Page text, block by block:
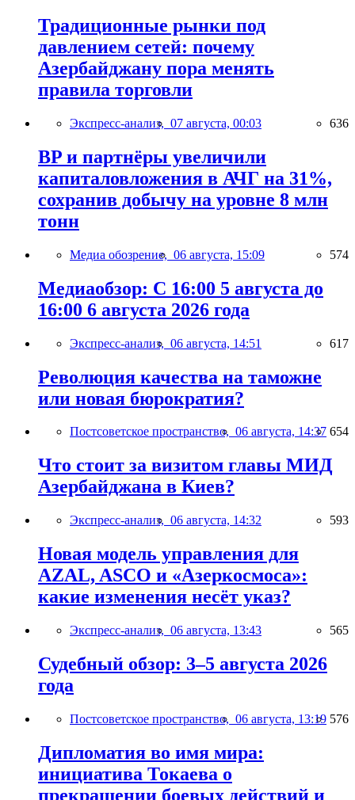
Традиционные рынки под
давлением сетей: почему
Азербайджану пора менять
правила торговли
Экспресс-анализ, 07 августа, 00:03 636
BP и партнёры увеличили
капиталовложения в АЧГ на 31%,
сохранив добычу на уровне 8 млн
тонн
Медиа обозрение, 06 августа, 15:09 574
Медиаобзор: С 16:00 5 августа до
16:00 6 августа 2026 года
Экспресс-анализ, 06 августа, 14:51 617
Революция качества на таможне
или новая бюрократия?
Постсоветское пространство, 06 августа, 14:37 654
Что стоит за визитом главы МИД
Азербайджана в Киев?
Экспресс-анализ, 06 августа, 14:32 593
Новая модель управления для
AZAL, ASCO и «Азеркосмоса»:
какие изменения несёт указ?
Экспресс-анализ, 06 августа, 13:43 565
Судебный обзор: 3–5 августа 2026
года
Постсоветское пространство, 06 августа, 13:19 576
Дипломатия во имя мира:
инициатива Токаева о
прекращении боевых действий и